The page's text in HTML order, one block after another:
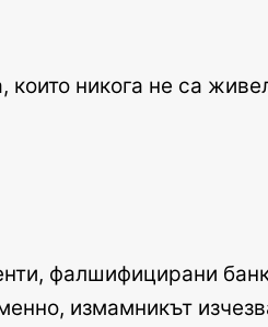
никога не са
фалшифицирани
измамникът